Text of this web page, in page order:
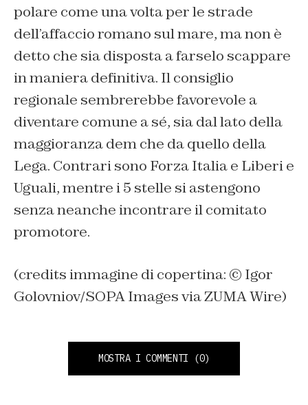
polare come una volta per le strade
dell’affaccio romano sul mare, ma non è
detto che sia disposta a farselo scappare
in maniera definitiva. Il consiglio
regionale sembrerebbe favorevole a
diventare comune a sé, sia dal lato della
maggioranza dem che da quello della
Lega. Contrari sono Forza Italia e Liberi e
Uguali, mentre i 5 stelle si astengono
senza neanche incontrare il comitato
promotore.
(credits immagine di copertina: © Igor
Golovniov/SOPA Images via ZUMA Wire)
MOSTRA I COMMENTI (0)